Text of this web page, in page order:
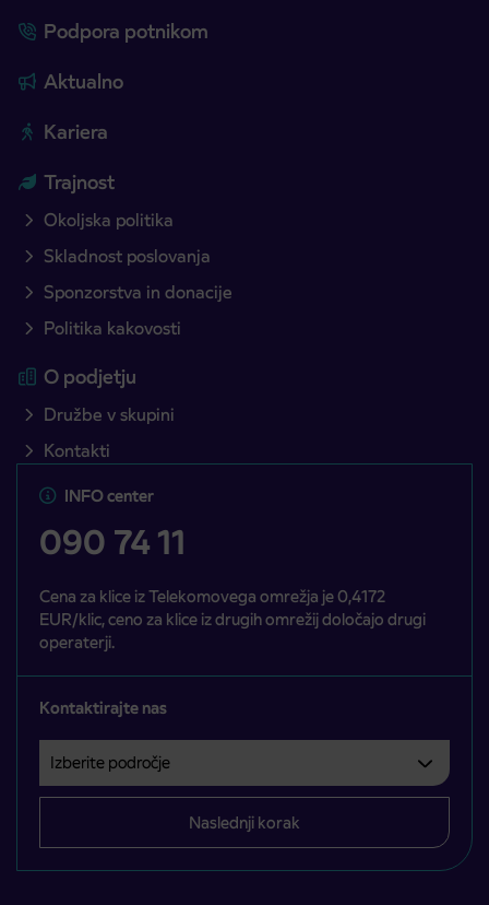
Podpora potnikom
Aktualno
Kariera
Trajnost
Okoljska politika
Skladnost poslovanja
Sponzorstva in donacije
Politika kakovosti
O podjetju
Družbe v skupini
Kontakti
INFO center
090 74 11
Cena za klice iz Telekomovega omrežja je 0,4172
EUR/klic, ceno za klice iz drugih omrežij določajo drugi
operaterji.
Kontaktirajte nas
Izberite področje
Področje je obvezno izbrati.
Naslednji korak